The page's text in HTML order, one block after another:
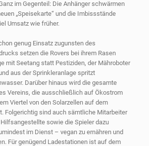
im Gegenteil: Die Anhänger schwärmen
„Speisekarte“ und die Imbissstände
Umsatz wie früher.
genug Einsatz zugunsten des
setzen die Rovers bei ihrem Rasen
mit Seetang statt Pestiziden, der Mähroboter
aus der Sprinkleranlage spritzt
Darüber hinaus wird die gesamte
Vereins, die ausschließlich auf Ökostrom
Viertel von den Solarzellen auf dem
Folgerichtig sind auch sämtliche Mitarbeiter
sowie die Spieler dazu
im Dienst – vegan zu ernähren und
Für genügend Ladestationen ist auf dem